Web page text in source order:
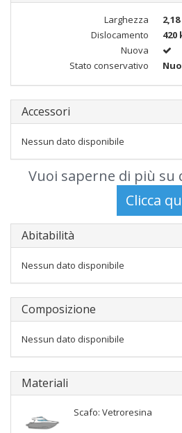
Larghezza
Dislocamento
420
Nuova
Stato conservativo
Accessori
Nessun dato disponibile
Vuoi saperne di più su
Abitabilità
Nessun dato disponibile
Composizione
Nessun dato disponibile
Materiali
Scafo: Vetroresina